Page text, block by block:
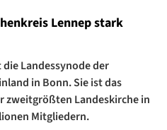
Lennep stark
Landessynode der
in Bonn. Sie ist das
zweitgrößten Landeskirche in
Mitgliedern.